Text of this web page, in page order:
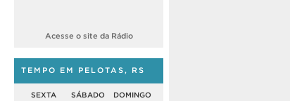
Acesse o site da Rádio
TEMPO EM PELOTAS, RS
SEXTA SÁBADO DOMINGO